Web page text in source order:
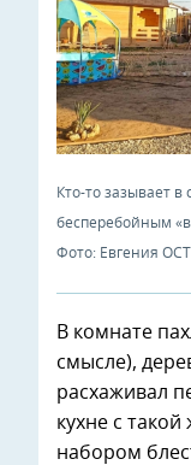
Кто-то зазывает
бесперебойным
Фото: Евгения
В комнате
смысле),
расхаживал
кухне с
набором